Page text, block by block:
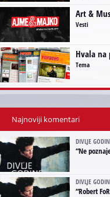
Art &
Vesti
Hvala na
Tema
Najnoviji komentari
DIVLJE
“Ne poznajem njegovu muziku, ali
DIVLJE
“Robert